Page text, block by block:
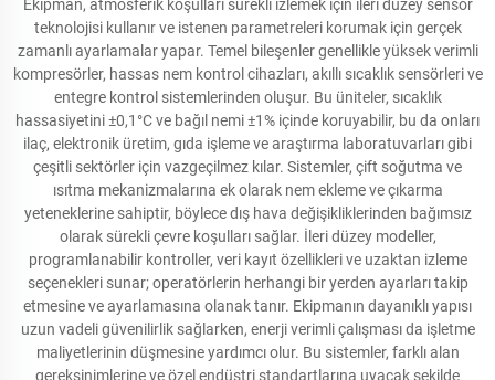
Ekipman, atmosferik koşulları sürekli izlemek için ileri düzey sensör
teknolojisi kullanır ve istenen parametreleri korumak için gerçek
zamanlı ayarlamalar yapar. Temel bileşenler genellikle yüksek verimli
kompresörler, hassas nem kontrol cihazları, akıllı sıcaklık sensörleri ve
entegre kontrol sistemlerinden oluşur. Bu üniteler, sıcaklık
hassasiyetini ±0,1°C ve bağıl nemi ±1% içinde koruyabilir, bu da onları
ilaç, elektronik üretim, gıda işleme ve araştırma laboratuvarları gibi
çeşitli sektörler için vazgeçilmez kılar. Sistemler, çift soğutma ve
ısıtma mekanizmalarına ek olarak nem ekleme ve çıkarma
yeteneklerine sahiptir, böylece dış hava değişikliklerinden bağımsız
olarak sürekli çevre koşulları sağlar. İleri düzey modeller,
programlanabilir kontroller, veri kayıt özellikleri ve uzaktan izleme
seçenekleri sunar; operatörlerin herhangi bir yerden ayarları takip
etmesine ve ayarlamasına olanak tanır. Ekipmanın dayanıklı yapısı
uzun vadeli güvenilirlik sağlarken, enerji verimli çalışması da işletme
maliyetlerinin düşmesine yardımcı olur. Bu sistemler, farklı alan
gereksinimlerine ve özel endüstri standartlarına uyacak şekilde